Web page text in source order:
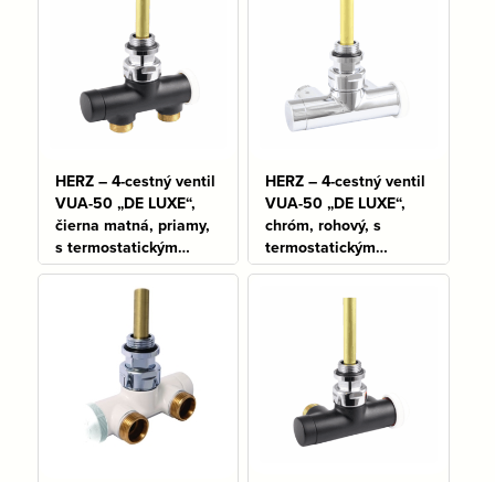
HERZ – 4-cestný ventil
VUA-50 „DE LUXE“,
čierna matná, priamy,
s termostatickým
zvrškom
HERZ – 4-cestný ventil
VUA-50 „DE LUXE“,
chróm, rohový, s
termostatickým
zvrškom